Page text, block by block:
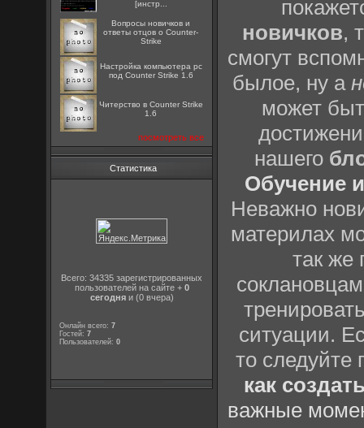
[инстр...
Вопросы новичков и
ответы отцов о Counter-
Strike
Настройка компьютера pc
под Counter Strike 1.6
Читерство в Counter Strike
1.6
посмотреть все
Статистика
Всего: 34335 зарегистрированных
пользователей на сайте + 0
сегодняи (0 вчера)
Онлайн всего:7
Гостей:7
Пользователей:0
новичков,
смогут
былое, ну а
может
нашего
Обучение
Неважно
материлах
так же
ситуации.
то
как
важные